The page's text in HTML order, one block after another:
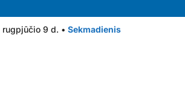
9 d. • Sekmadienis